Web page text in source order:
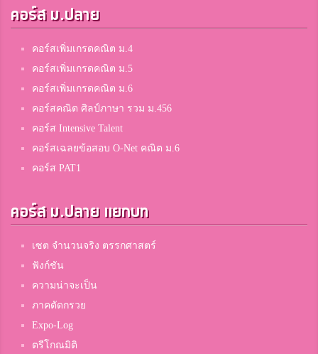
อิคคิว
เบญจมราชูทิศจังหวัดจันทบุรี
ชะเอม
โยโมสต์
คอร์ส ม.ปลาย
คอร์สเพิ่มเกรดคณิต ม.4
คอร์สเพิ่มเกรดคณิต ม.5
คอร์สเพิ่มเกรดคณิต ม.6
คอร์สคณิต ศิลป์ภาษา รวม ม.456
คอร์ส Intensive Talent
คอร์สเฉลยข้อสอบ O-Net คณิต ม.6
คอร์ส PAT1
คอร์ส ม.ปลาย แยกบท
เซต จำนวนจริง ตรรกศาสตร์
ฟังก์ชัน
ความน่าจะเป็น
ภาคตัดกรวย
Expo-Log
ตรีโกณมิติ